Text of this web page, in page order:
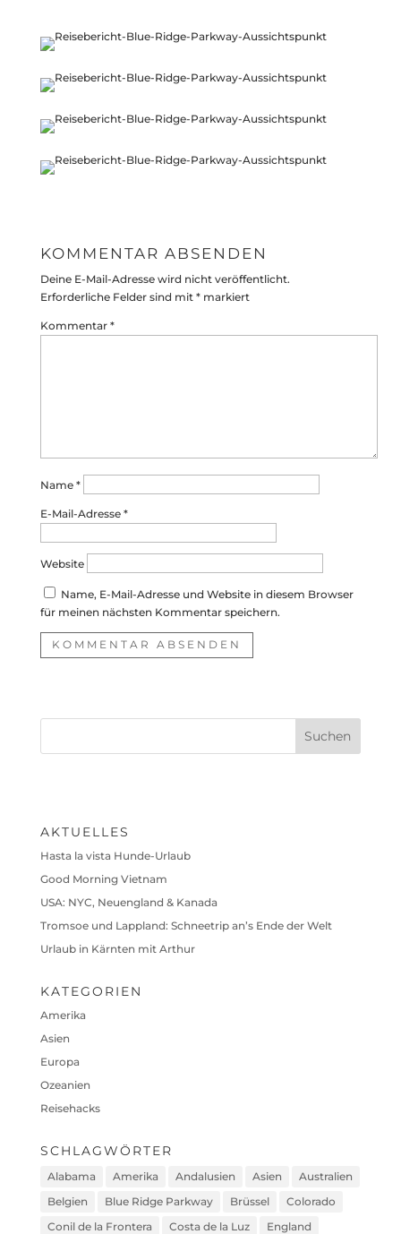
KOMMENTAR ABSENDEN
Deine E-Mail-Adresse wird nicht veröffentlicht.
Erforderliche Felder sind mit *markiert
Kommentar *
Name *
E-Mail-Adresse *
Website
Name, E-Mail-Adresse und Website in diesem Browser
für meinen nächsten Kommentar speichern.
AKTUELLES
Hasta la vista Hunde-Urlaub
Good Morning Vietnam
USA: NYC, Neuengland & Kanada
Tromsoe und Lappland: Schneetrip an’s Ende der Welt
Urlaub in Kärnten mit Arthur
KATEGORIEN
Amerika
Asien
Europa
Ozeanien
Reisehacks
SCHLAGWÖRTER
Alabama Amerika Andalusien Asien
Australien
Belgien
Blue Ridge Parkway Brüssel
Colorado
Conil de la Frontera
Costa de la Luz
England